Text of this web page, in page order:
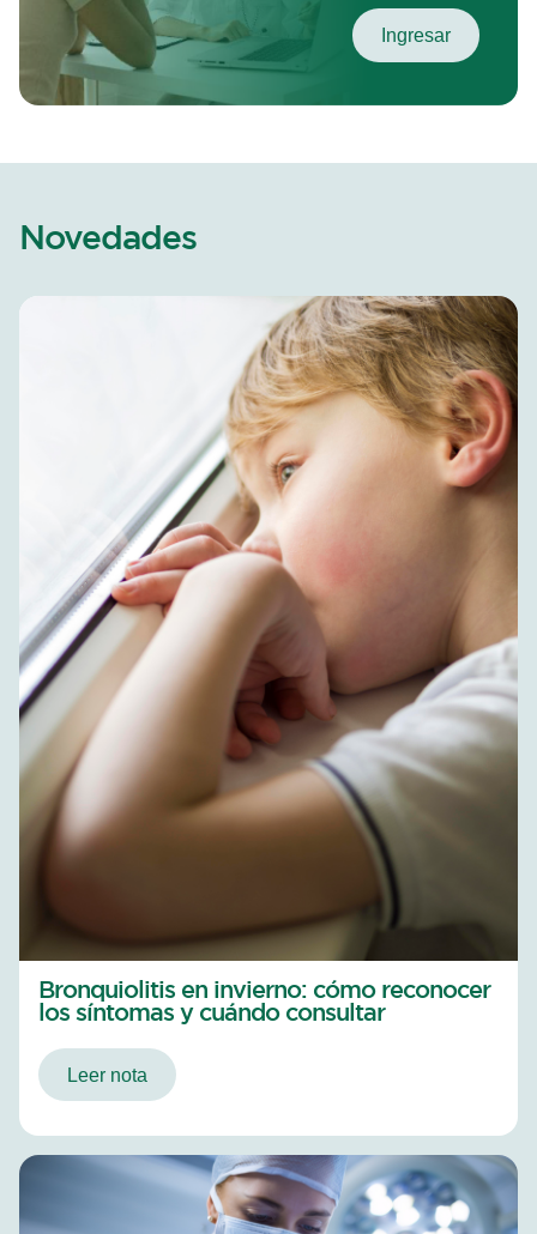
Ingresar
Novedades
Bronquiolitis en invierno: cómo reconocer
los síntomas y cuándo consultar
Leer nota